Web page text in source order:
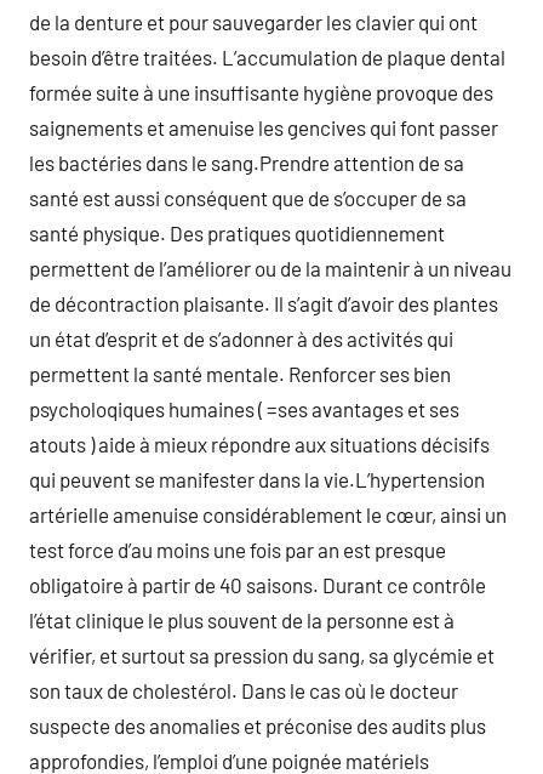
de la denture et pour sauvegarder les clavier qui ont
besoin d’être traitées. L’accumulation de plaque dental
formée suite à une insuffisante hygiène provoque des
saignements et amenuise les gencives qui font passer
les bactéries dans le sang.Prendre attention de sa
santé est aussi conséquent que de s’occuper de sa
santé physique. Des pratiques quotidiennement
permettent de l’améliorer ou de la maintenir à un niveau
de décontraction plaisante. Il s’agit d’avoir des plantes
un état d’esprit et de s’adonner à des activités qui
permettent la santé mentale. Renforcer ses bien
psycholoqiques humaines ( =ses avantages et ses
atouts ) aide à mieux répondre aux situations décisifs
qui peuvent se manifester dans la vie.L’hypertension
artérielle amenuise considérablement le cœur, ainsi un
test force d’au moins une fois par an est presque
obligatoire à partir de 40 saisons. Durant ce contrôle
l’état clinique le plus souvent de la personne est à
vérifier, et surtout sa pression du sang, sa glycémie et
son taux de cholestérol. Dans le cas où le docteur
suspecte des anomalies et préconise des audits plus
approfondies, l’emploi d’une poignée matériels